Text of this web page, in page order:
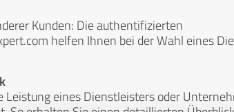
Kunden: Die authentifizierten
helfen Ihnen bei der Wahl eines
eines Dienstleisters oder